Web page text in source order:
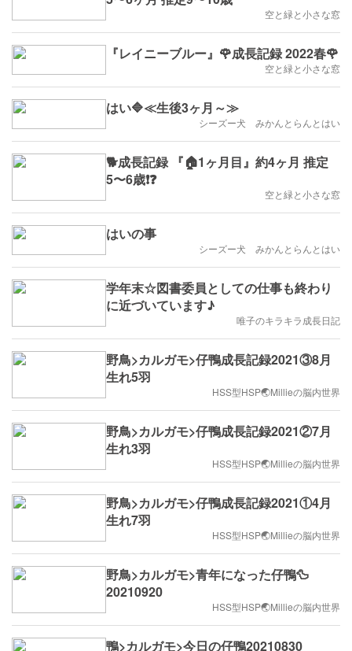
空と緑と小さな窓
『レイニーブルー』🌹成長記録 2022春🌹
空と緑と小さな窓
はい🔷≪生後3ヶ月～≫
シーズー犬 みかんとらんとはい
🐕成長記録 『🏠1ヶ月目』約4ヶ月 推定
5〜6歳❗️❓
空と緑と小さな窓
はいの事
シーズー犬 みかんとらんとはい
学年末☆図書委員としての仕事も終わり
に近づいています♪
唯子のキラキラ成長日記
野鳥>カルガモ>仔鴨成長記録2021③8月
生れ5羽
HSS型HSP🌏Millieの脳内世界
野鳥>カルガモ>仔鴨成長記録2021②7月
生れ3羽
HSS型HSP🌏Millieの脳内世界
野鳥>カルガモ>仔鴨成長記録2021①4月
生れ7羽
HSS型HSP🌏Millieの脳内世界
野鳥>カルガモ>青年になった仔鴨🦆
20210920
HSS型HSP🌏Millieの脳内世界
鴨>カルガモ>今日の仔鴨20210830